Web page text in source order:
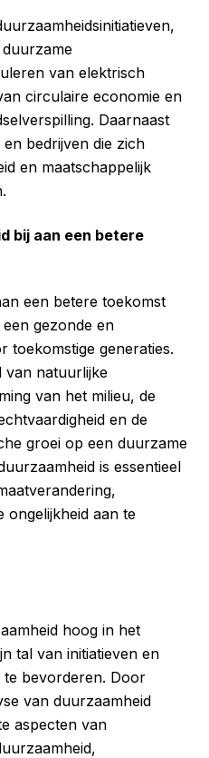
van elektrisch
circulaire economie en
Daarnaast
bedrijven die zich
en maatschappelijk
bij aan een betere
een betere toekomst
gezonde en
toekomstige generaties.
van natuurlijke
van het milieu, de
en de
groei op een duurzame
is essentieel
ongelijkheid aan te
hoog in het
tal van initiatieven en
te bevorderen. Door
van duurzaamheid
aspecten van